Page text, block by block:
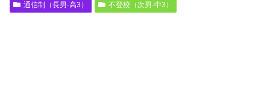
通信制（長男-高3） 不登校（次男-中3）